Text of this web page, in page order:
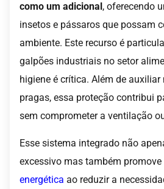
como um adicional , oferecendo
insetos e pássaros que possam
ambiente. Este recurso é
galpões industriais no setor
higiene é crítica. Além de auxiliar
pragas, essa proteção contribui
sem comprometer a ventilação
Esse sistema integrado não
excessivo mas também promove
energética ao reduzir a